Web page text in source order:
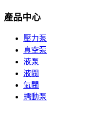
產品中心
壓力泵
真空泵
液泵
液閥
氣閥
蠕動泵